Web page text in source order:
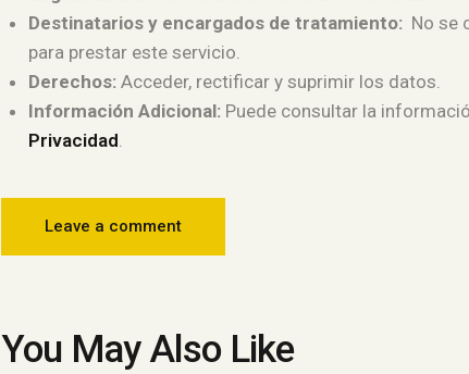
Destinatarios y encargados de tratamiento: No se
para prestar este servicio.
Derechos: Acceder, rectificar y suprimir los datos.
Información Adicional: Puede consultar la
Privacidad.
You May Also Like